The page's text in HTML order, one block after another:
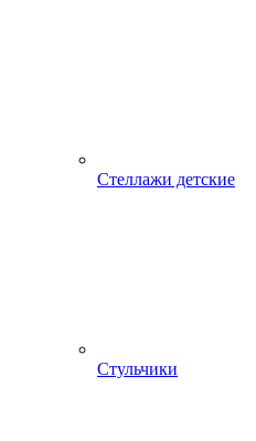
Стеллажи детские
Стульчики